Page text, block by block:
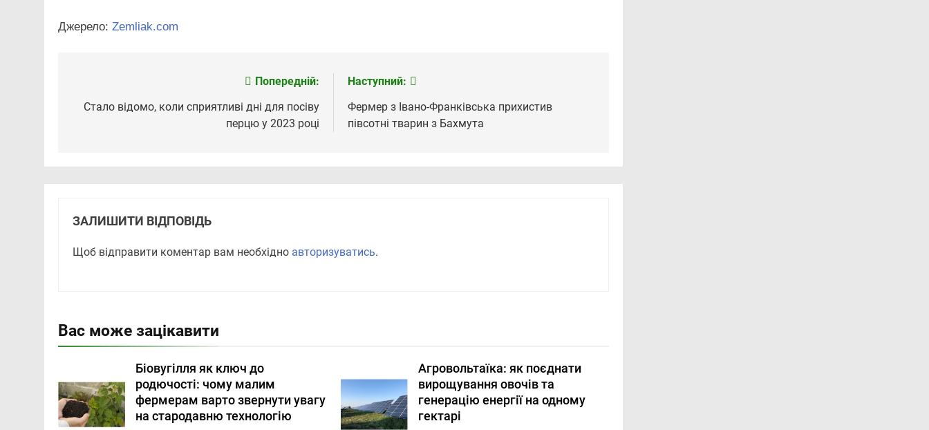
Джерело: Zemliak.com
записів
Попередній:
Стало відомо, коли сприятливі дні для посіву
перцю у 2023 році
Наступний:
Фермер з Івано-Франківська прихистив
півсотні тварин з Бахмута
ЗАЛИШИТИ ВІДПОВІДЬ
Щоб відправити коментар вам необхідно авторизуватись.
Вас може зацікавити
Біовугілля як ключ до
родючості: чому малим
фермерам варто звернути увагу
на стародавню технологію
Агровольтаїка: як поєднати
вирощування овочів та
генерацію енергії на одному
гектарі